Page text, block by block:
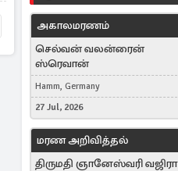
அகாலமரணம்
செல்வன் வலன்ரைன்
ஸ்ரெவான்
Hamm, Germany
27 Jul, 2026
மரண அறிவித்தல்
திருமதி ஞானேஸ்வரி வஜிரா